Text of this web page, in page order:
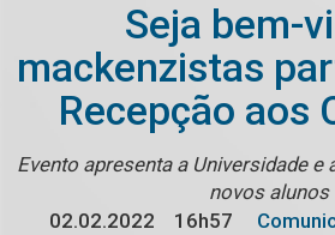
Seja bem-
mackenzistas
Recepção aos
Evento apresenta a Universidade
novos alunos
02.02.2022
16h57